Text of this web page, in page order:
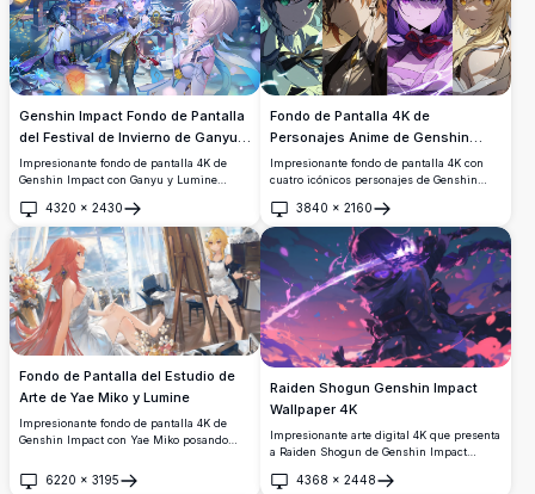
y fanáticos de Genshin Impact.
Genshin Impact Fondo de Pantalla
del Festival de Invierno de Ganyu y
Lumine
Impresionante fondo de pantalla 4K de
Genshin Impact con Ganyu y Lumine
Linternas en el Puerto de Liyue. Linternas
celestiales brillantes, flores de loto azules
y arquitectura tradicional china crean una
impresionante escena nocturna invernal.
4320 × 2430
Abrir
Fondo de Pantalla 4K de
Personajes Anime de Genshin
Impact
Impresionante fondo de pantalla 4K con
cuatro icónicos personajes de Genshin
divididos. Cada personaje muestra colores
de ojos únicos y diseños distintivos,
renderizados en un impresionante estilo
de arte anime en alta resolución con
efectos de iluminación vívidos.
3840 × 2160
Abrir
Fondo de Pantalla del Estudio de
Arte de Yae Miko y Lumine
Impresionante fondo de pantalla 4K de
Genshin Impact con Yae Miko posando
mientras Lumine pinta su retrato en un
estudio iluminado por el sol con vistas a la
6220 × 3195
Abrir
Raiden Shogun Genshin Impact
Wallpaper 4K
Impresionante arte digital 4K que presenta
a Raiden Shogun de Genshin Impact
energía púrpura arremolinada y pétalos de
4368 × 2448
Abrir